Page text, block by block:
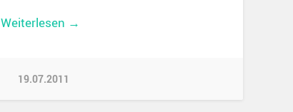
Weiterlesen →
19.07.2011